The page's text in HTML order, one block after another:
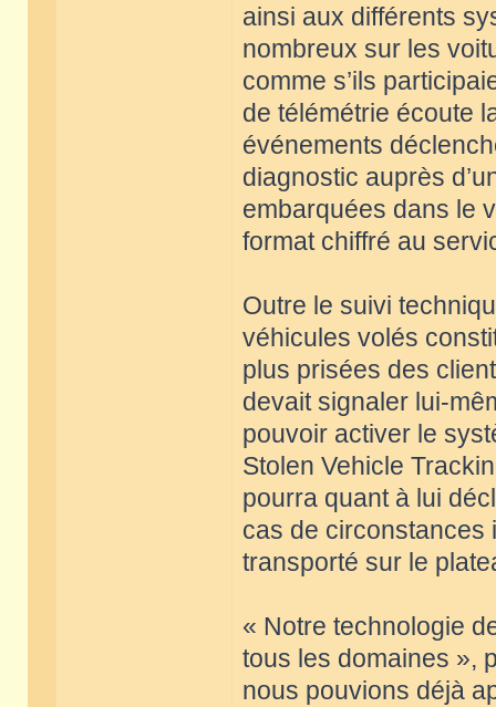
ainsi aux différents
nombreux sur les
comme s’ils
de télémétrie écoute
événements
diagnostic auprès
embarquées dans le
format chiffré au
Outre le suivi
véhicules volés
plus prisées des
devait signaler lui-
pouvoir activer le
Stolen Vehicle
pourra quant à lui
cas de circonstances
transporté sur le
« Notre technologie
tous les domaines »,
nous pouvions déjà